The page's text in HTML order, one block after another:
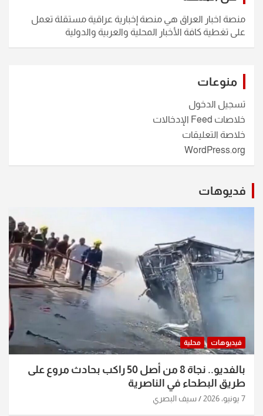
منصة اخبار العراق هي منصة إخبارية عراقية مستقلة تعمل
على تغطية كافة الأخبار المحلية والعربية والدولية
منوعات
تسجيل الدخول
خلاصات Feed الإدخالات
خلاصة التعليقات
WordPress.org
فديوهات
فيديوهات محلية
بالفديو.. نجاة 8 من أصل 50 راكب بحادث مروع على
طريق البطحاء في الناصرية
7 يونيو، 2026 سيف البصري